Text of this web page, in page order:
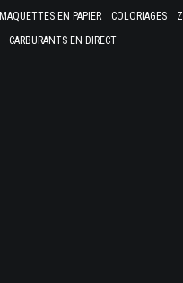
MAQUETTES EN PAPIER COLORIAGES
CARBURANTS EN DIRECT